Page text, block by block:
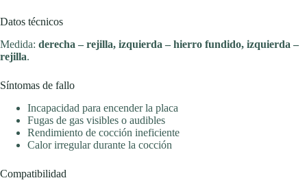
Datos técnicos
Medida: derecha – rejilla, izquierda – hierro fundido, izquierda –
rejilla.
Síntomas de fallo
Incapacidad para encender la placa
Fugas de gas visibles o audibles
Rendimiento de cocción ineficiente
Calor irregular durante la cocción
Compatibilidad